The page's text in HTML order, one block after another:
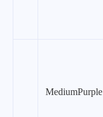
MediumPurple